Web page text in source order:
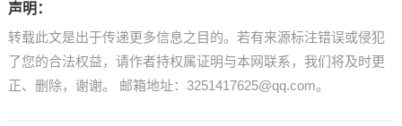
声明：
转载此文是出于传递更多信息之目的。若有来源标注错误或侵犯
了您的合法权益，请作者持权属证明与本网联系，我们将及时更
正、删除，谢谢。 邮箱地址：3251417625@qq.com。